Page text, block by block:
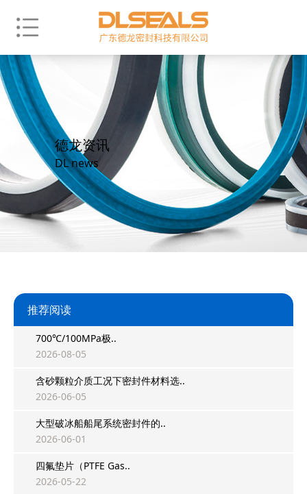
德龙资讯
DL news
推荐阅读
700℃/100MPa极..
2026-08-05
含砂颗粒介质工况下密封件材料选..
2026-06-05
大型破冰船船尾系统密封件的..
2026-06-01
四氟垫片（PTFE Gas..
2026-05-22